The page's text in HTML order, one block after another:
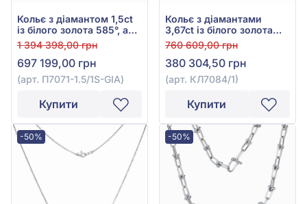
Кольє з діамантом 1,5ct
із білого золота 585°, арт.
П7071-1.5/1S-GIA
1 394 398,00 грн
697 199,00 грн
(арт. П7071-1.5/1S-GIA)
Купити
Кольє з діамантами
3,67ct із білого золота
585°, арт. КЛ7084/1
760 609,00 грн
380 304,50 грн
(арт. КЛ7084/1)
Купити
-50% -50%